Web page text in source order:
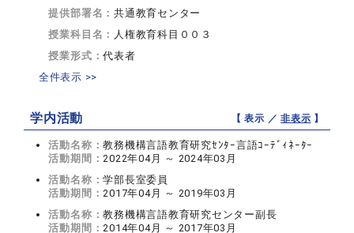
提供部署名：共通教育センター
授業科目名： 人権教育科目００３
授業形式：代表者
全件表示 >>
学内活動 【 表示 ／非表示 】
活動名称：教務機構言語教育研究ｾﾝﾀｰ言語ｺｰﾃﾞｨﾈｰﾀｰ
活動期間：2022年04月 ～ 2024年03月
活動名称：学部長室委員
活動期間：2017年04月 ～ 2019年03月
活動名称：教務機構言語教育研究センター副長
活動期間：2014年04月 ～ 2017年03月